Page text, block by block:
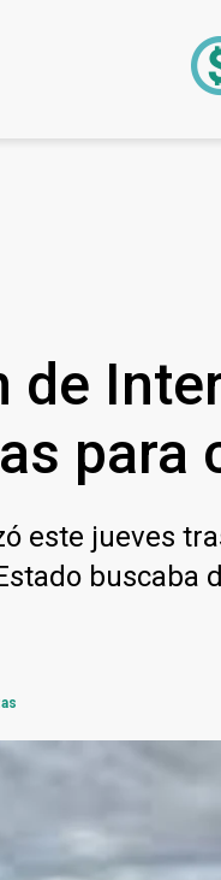
de
para
este jueves
buscaba